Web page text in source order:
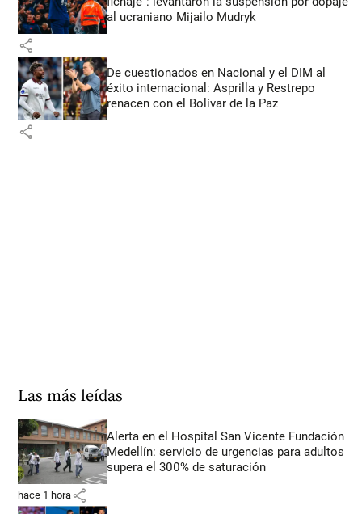
al ucraniano Mijailo Mudryk
share
De cuestionados en Nacional y el DIM al
éxito internacional: Asprilla y Restrepo
renacen con el Bolívar de la Paz
share
Las más leídas
Alerta en el Hospital San Vicente Fundación
Medellín: servicio de urgencias para adultos
supera el 300% de saturación
hace 1 hora share